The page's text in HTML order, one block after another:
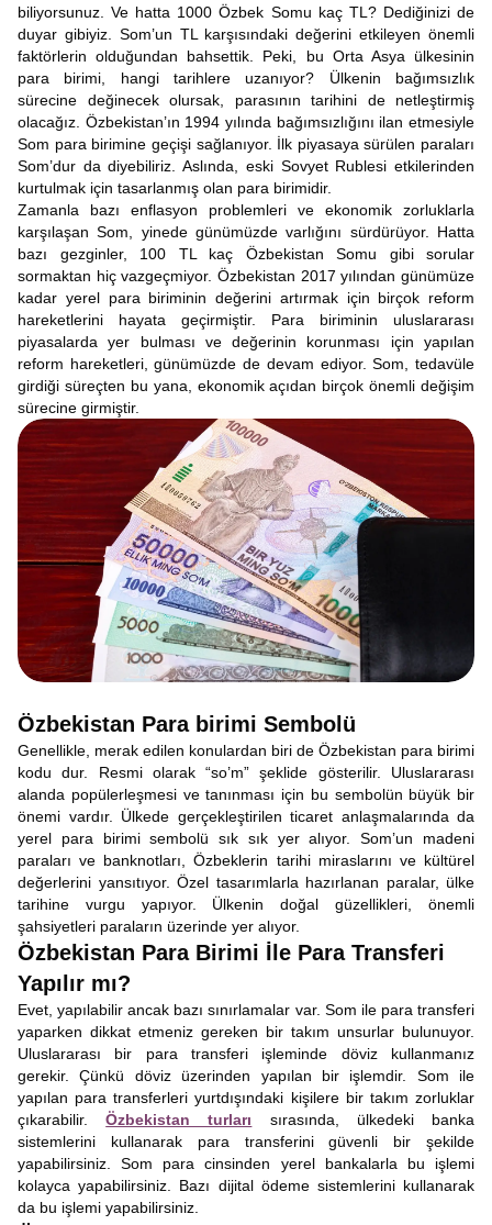
biliyorsunuz. Ve hatta 1000 Özbek Somu kaç TL? Dediğinizi de
duyar gibiyiz. Som’un TL karşısındaki değerini etkileyen önemli
faktörlerin olduğundan bahsettik. Peki, bu Orta Asya ülkesinin
para birimi, hangi tarihlere uzanıyor? Ülkenin bağımsızlık
sürecine değinecek olursak, parasının tarihini de netleştirmiş
olacağız. Özbekistan’ın 1994 yılında bağımsızlığını ilan etmesiyle
Som para birimine geçişi sağlanıyor. İlk piyasaya sürülen paraları
Som’dur da diyebiliriz. Aslında, eski Sovyet Rublesi etkilerinden
kurtulmak için tasarlanmış olan para birimidir.
Zamanla bazı enflasyon problemleri ve ekonomik zorluklarla
karşılaşan Som, yinede günümüzde varlığını sürdürüyor. Hatta
bazı gezginler, 100 TL kaç Özbekistan Somu gibi sorular
sormaktan hiç vazgeçmiyor. Özbekistan 2017 yılından günümüze
kadar yerel para biriminin değerini artırmak için birçok reform
hareketlerini hayata geçirmiştir. Para biriminin uluslararası
piyasalarda yer bulması ve değerinin korunması için yapılan
reform hareketleri, günümüzde de devam ediyor. Som, tedavüle
girdiği süreçten bu yana, ekonomik açıdan birçok önemli değişim
sürecine girmiştir.
Özbekistan Para birimi Sembolü
Genellikle, merak edilen konulardan biri de Özbekistan para birimi
kodu dur. Resmi olarak “so’m” şeklide gösterilir. Uluslararası
alanda popülerleşmesi ve tanınması için bu sembolün büyük bir
önemi vardır. Ülkede gerçekleştirilen ticaret anlaşmalarında da
yerel para birimi sembolü sık sık yer alıyor. Som’un madeni
paraları ve banknotları, Özbeklerin tarihi miraslarını ve kültürel
değerlerini yansıtıyor. Özel tasarımlarla hazırlanan paralar, ülke
tarihine vurgu yapıyor. Ülkenin doğal güzellikleri, önemli
şahsiyetleri paraların üzerinde yer alıyor.
Özbekistan Para Birimi İle Para Transferi
Yapılır mı?
Evet, yapılabilir ancak bazı sınırlamalar var. Som ile para transferi
yaparken dikkat etmeniz gereken bir takım unsurlar bulunuyor.
Uluslararası bir para transferi işleminde döviz kullanmanız
gerekir. Çünkü döviz üzerinden yapılan bir işlemdir. Som ile
yapılan para transferleri yurtdışındaki kişilere bir takım zorluklar
çıkarabilir.Özbekistan turları sırasında, ülkedeki banka
sistemlerini kullanarak para transferini güvenli bir şekilde
yapabilirsiniz. Som para cinsinden yerel bankalarla bu işlemi
kolayca yapabilirsiniz. Bazı dijital ödeme sistemlerini kullanarak
da bu işlemi yapabilirsiniz.